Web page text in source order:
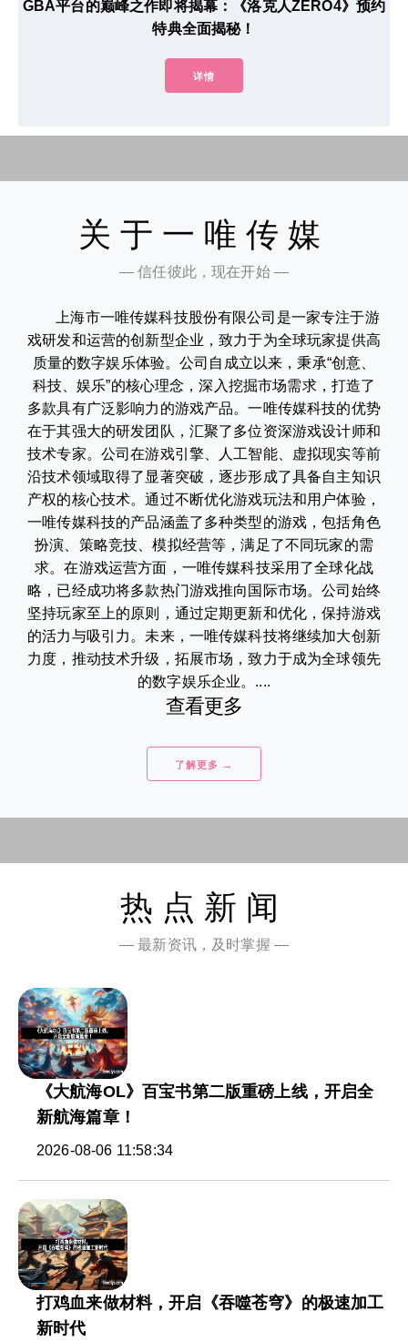
GBA平台的巅峰之作即将揭幕：《洛克人ZERO4》预约
特典全面揭秘！
详情
关于一唯传媒
— 信任彼此，现在开始 —
上海市一唯传媒科技股份有限公司是一家专注于游
戏研发和运营的创新型企业，致力于为全球玩家提供高
质量的数字娱乐体验。公司自成立以来，秉承“创意、
科技、娱乐”的核心理念，深入挖掘市场需求，打造了
多款具有广泛影响力的游戏产品。一唯传媒科技的优势
在于其强大的研发团队，汇聚了多位资深游戏设计师和
技术专家。公司在游戏引擎、人工智能、虚拟现实等前
沿技术领域取得了显著突破，逐步形成了具备自主知识
产权的核心技术。通过不断优化游戏玩法和用户体验，
一唯传媒科技的产品涵盖了多种类型的游戏，包括角色
扮演、策略竞技、模拟经营等，满足了不同玩家的需
求。在游戏运营方面，一唯传媒科技采用了全球化战
略，已经成功将多款热门游戏推向国际市场。公司始终
坚持玩家至上的原则，通过定期更新和优化，保持游戏
的活力与吸引力。未来，一唯传媒科技将继续加大创新
力度，推动技术升级，拓展市场，致力于成为全球领先
的数字娱乐企业。....
查看更多
了解更多 →
热点新闻
— 最新资讯，及时掌握 —
《大航海OL》百宝书第二版重磅上线，开启全
新航海篇章！
2026-08-06 11:58:34
打鸡血来做材料，开启《吞噬苍穹》的极速加工
新时代